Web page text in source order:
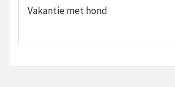
Vakantie met hond